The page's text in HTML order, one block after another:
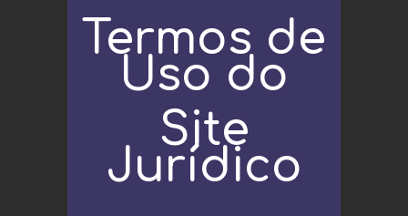
Termos de
Uso do
Site
Jurídico